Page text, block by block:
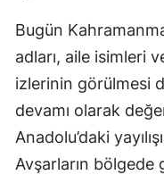
Bugün
adları, aile isimleri
izlerinin görülmesi
devamı olarak
Anadolu’daki
Avşarların